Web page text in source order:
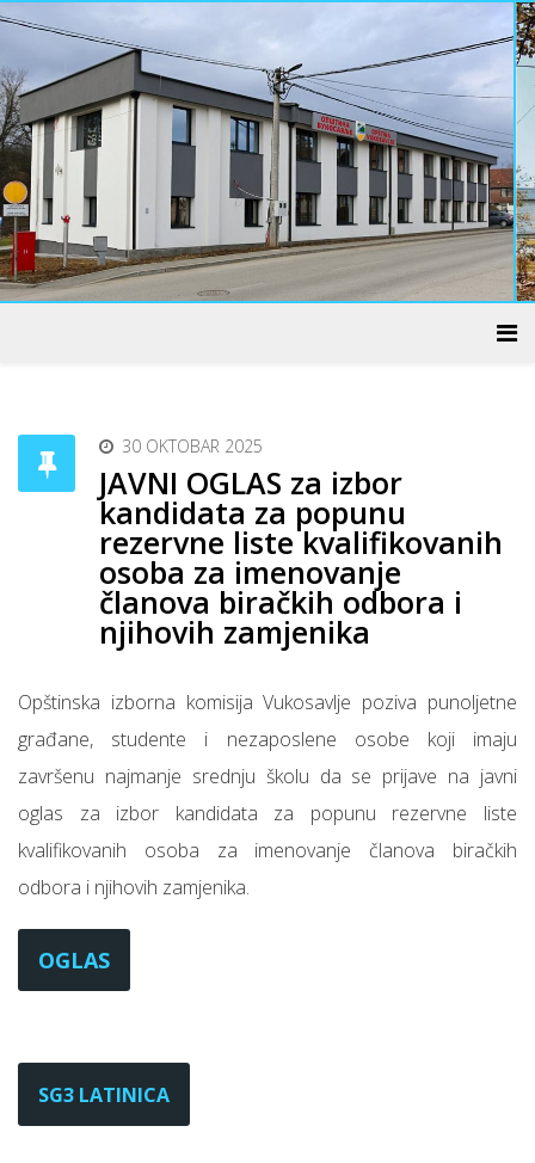
30 OKTOBAR 2025
JAVNI OGLAS za izbor
kandidata za popunu
rezervne liste kvalifikovanih
osoba za imenovanje
članova biračkih odbora i
njihovih zamjenika
Opštinska izborna komisija Vukosavlje poziva punoljetne
građane, studente i nezaposlene osobe koji imaju
završenu najmanje srednju školu da se prijave na javni
oglas za izbor kandidata za popunu rezervne liste
kvalifikovanih osoba za imenovanje članova biračkih
odbora i njihovih zamjenika.
OGLAS
SG3 LATINICA